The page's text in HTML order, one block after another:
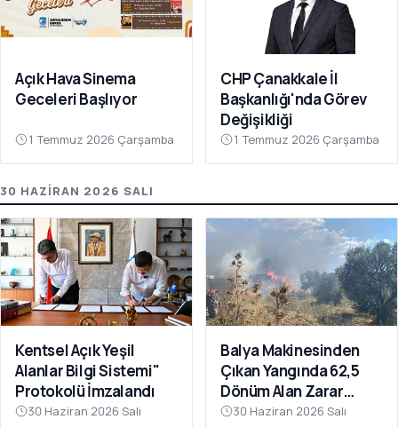
Açık Hava Sinema
Geceleri Başlıyor
1 Temmuz 2026 Çarşamba
CHP Çanakkale İl
Başkanlığı'nda Görev
Değişikliği
1 Temmuz 2026 Çarşamba
30 HAZIRAN 2026 SALI
Kentsel Açık Yeşil
Alanlar Bilgi Sistemi"
Protokolü İmzalandı
30 Haziran 2026 Salı
Balya Makinesinden
Çıkan Yangında 62,5
Dönüm Alan Zarar
Gördü
30 Haziran 2026 Salı